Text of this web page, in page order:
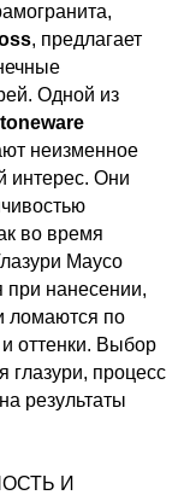
, предлагает
Одной из
неизменное
интерес. Они
во время
Mayco
при нанесении,
ломаются по
оттенки. Выбор
глазури, процесс
результаты
И